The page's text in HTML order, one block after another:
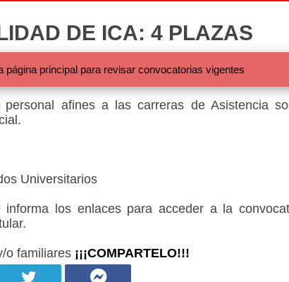
DE ICA: 4 PLAZAS
principal para revisar convocatorias vigentes
afines a las carreras de Asistencia
Universitarios
los enlaces para acceder a la
o familiares ¡¡¡COMPARTELO!!!